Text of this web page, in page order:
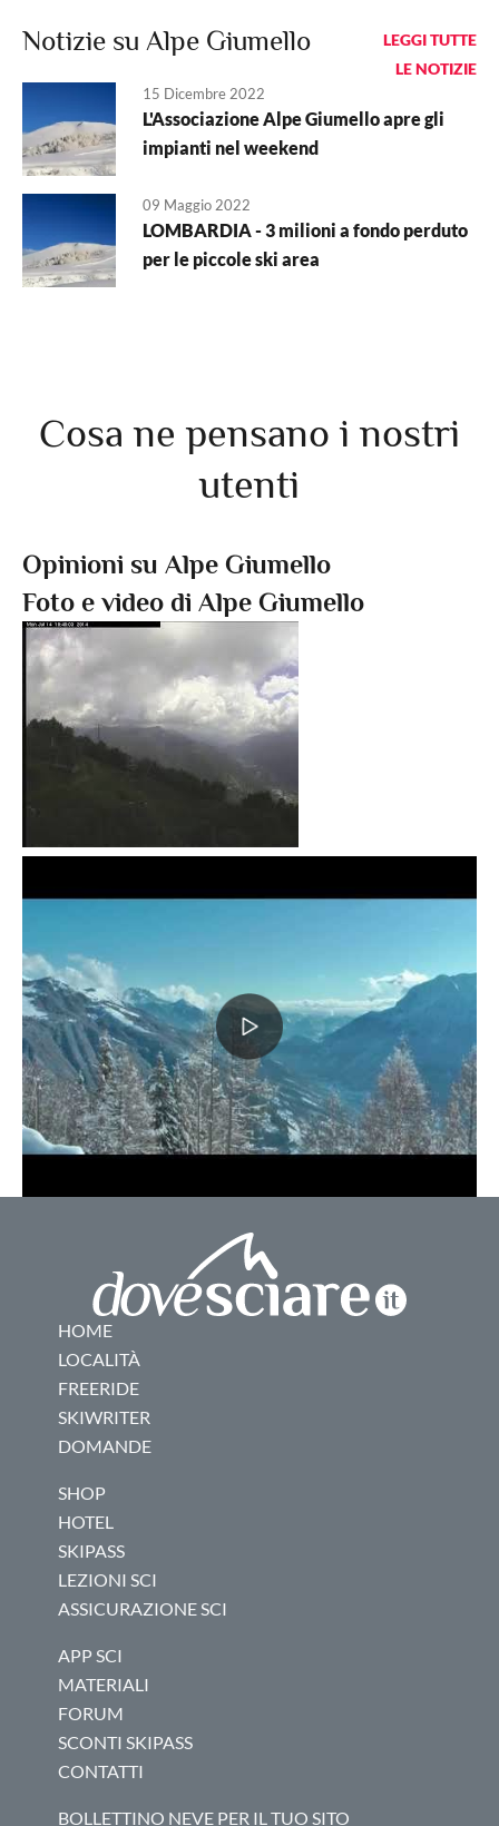
Notizie su Alpe Giumello
LEGGI TUTTE
LE NOTIZIE
15 Dicembre 2022
L'Associazione Alpe Giumello apre gli
impianti nel weekend
09 Maggio 2022
LOMBARDIA - 3 milioni a fondo perduto
per le piccole ski area
Cosa ne pensano i nostri
utenti
Opinioni su Alpe Giumello
Foto e video di Alpe Giumello
HOME
LOCALITÀ
FREERIDE
SKIWRITER
DOMANDE
SHOP
HOTEL
SKIPASS
LEZIONI SCI
ASSICURAZIONE SCI
APP SCI
MATERIALI
FORUM
SCONTI SKIPASS
CONTATTI
BOLLETTINO NEVE PER IL TUO SITO